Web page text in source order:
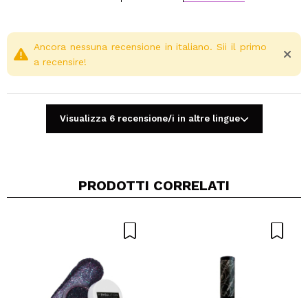
Condividi un video o una foto
Ancora nessuna recensione in italiano. Sii il primo
a recensire!
Visualizza 6 recensione/i in altre lingue
PRODOTTI CORRELATI